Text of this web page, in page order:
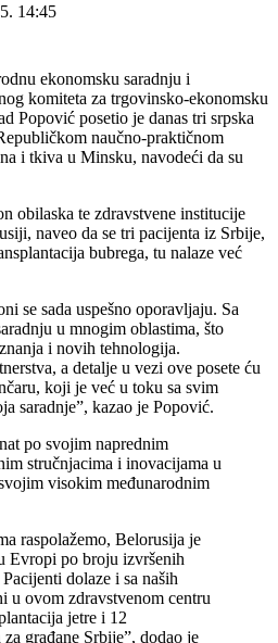
14:45
ekonomsku saradnju i
komiteta za trgovinsko-ekonomsku
Popović posetio je danas tri srpska
naučno-praktičnom
i tkiva u Minsku, navodeći da su
obilaska te zdravstvene institucije
naveo da se tri pacijenta iz Srbije,
bubrega, tu nalaze već
se sada uspešno oporavljaju. Sa
u mnogim oblastima, što
i novih tehnologija.
a detalje u vezi ove posete ću
koji je već u toku sa svim
saradnje”, kazao je Popović.
po svojim naprednim
stručnjacima i inovacijama u
visokim međunarodnim
raspolažemo, Belorusija je
Evropi po broju izvršenih
dolaze i sa naših
u ovom zdravstvenom centru
jetre i 12
građane Srbije”, dodao je